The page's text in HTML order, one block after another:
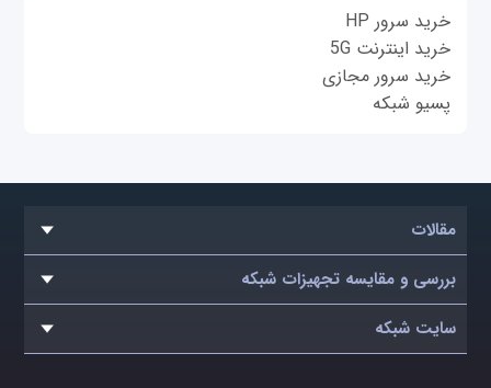
خرید سرور HP
خرید اینترنت 5G
خرید سرور مجازی
پسیو شبکه
مقالات
بررسی و مقایسه تجهیزات شبکه
سایت شبکه